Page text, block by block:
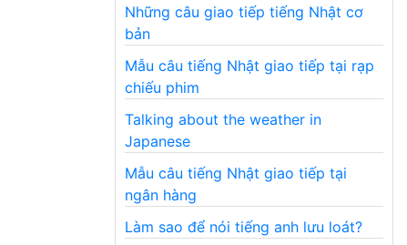
Những câu giao tiếp tiếng Nhật cơ
bản
Mẫu câu tiếng Nhật giao tiếp tại rạp
chiếu phim
Talking about the weather in
Japanese
Mẫu câu tiếng Nhật giao tiếp tại
ngân hàng
Làm sao để nói tiếng anh lưu loát?